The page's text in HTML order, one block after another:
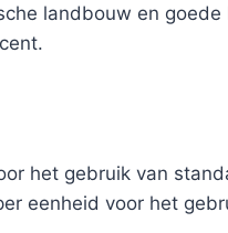
landbouw en
het gebruik van
eenheid voor het